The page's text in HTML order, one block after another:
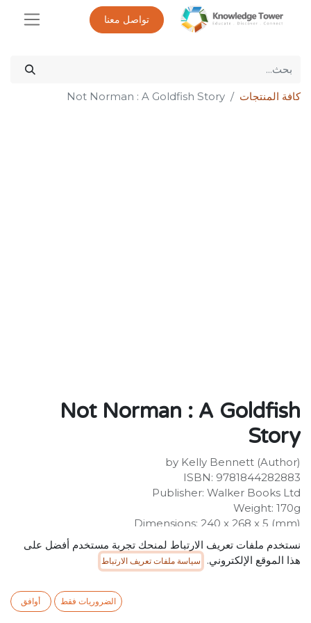
تواصل معنا
كافة المنتجات Not Norman : A Goldfish Story
Not Norman : A Goldfish
Story
by Kelly Bennett (Author)
ISBN: 9781844282883
Publisher: Walker Books Ltd
Weight: 170g
Dimensions: 240 x 268 x 5 (mm)
Description:
"A sweet story that could be used as a springboard to
discussion of the pitfalls of making snap judgments
JournalNorman the goldfish isn't what this little boy
had in mind. He wanted a different kind of pet - one
نستخدم ملفات تعريف الارتباط لمنحك تجربة مستخدم أفضل على
هذا الموقع الإلكتروني.
سياسة ملفات تعريف الارتباط
الضروريات فقط أوافق